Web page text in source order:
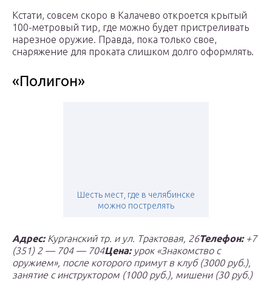
Кстати, совсем скоро в Калачево откроется крытый
100-метровый тир, где можно будет пристреливать
нарезное оружие. Правда, пока только свое,
снаряжение для проката слишком долго оформлять.
«Полигон»
Шесть мест, где в челябинске
можно пострелять
Адрес:Курганский тр. и ул. Трактовая, 26Телефон:+7
(351) 2 — 704 — 704Цена:урок «Знакомство с
оружием», после которого примут в клуб (3000 руб.),
занятие с инструктором (1000 руб.), мишени (30 руб.)